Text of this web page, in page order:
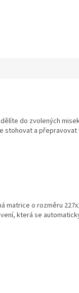
do zvolených
stohovat a
o rozměru
která se